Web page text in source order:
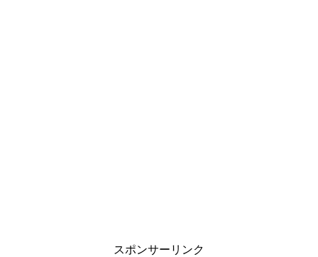
スポンサーリンク